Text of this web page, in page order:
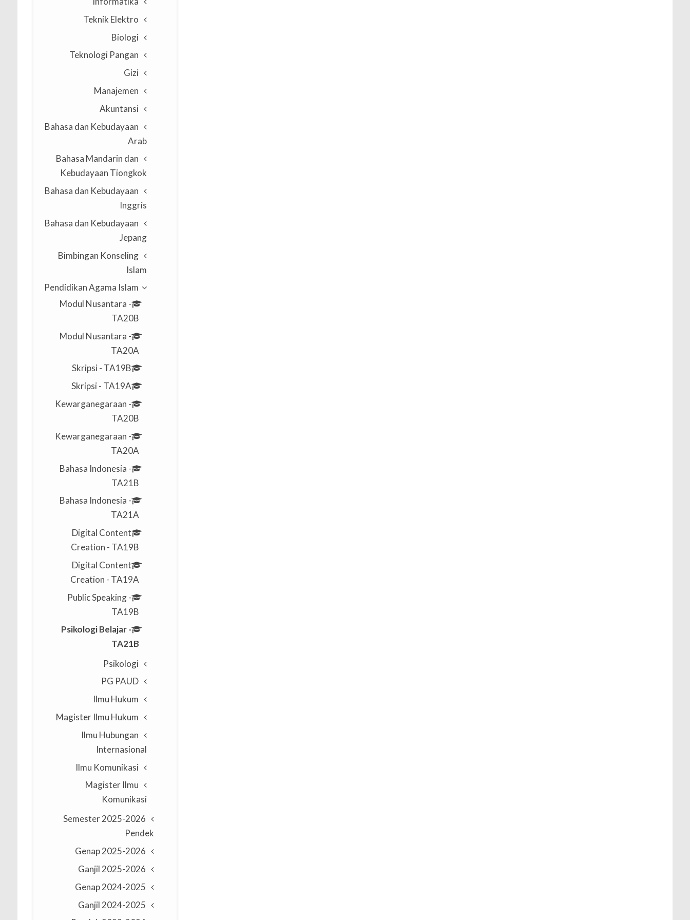
Teknik Elektro
Biologi
Teknologi Pangan
Gizi
Manajemen
Akuntansi
Bahasa dan Kebudayaan
Arab
Bahasa Mandarin dan
Kebudayaan Tiongkok
Bahasa dan Kebudayaan
Inggris
Bahasa dan Kebudayaan
Jepang
Bimbingan Konseling
Islam
Pendidikan Agama Islam
Modul Nusantara -
TA20B
Modul Nusantara -
TA20A
Skripsi - TA19B
Skripsi - TA19A
Kewarganegaraan -
TA20B
Kewarganegaraan -
TA20A
Bahasa Indonesia -
TA21B
Bahasa Indonesia -
TA21A
Digital Content
Creation - TA19B
Digital Content
Creation - TA19A
Public Speaking -
TA19B
Psikologi Belajar -
TA21B
Psikologi
PG PAUD
Ilmu Hukum
Magister Ilmu Hukum
Ilmu Hubungan
Internasional
Ilmu Komunikasi
Magister Ilmu
Komunikasi
2025-2026 Semester
Pendek
2025-2026 Genap
2025-2026 Ganjil
2024-2025 Genap
2024-2025 Ganjil